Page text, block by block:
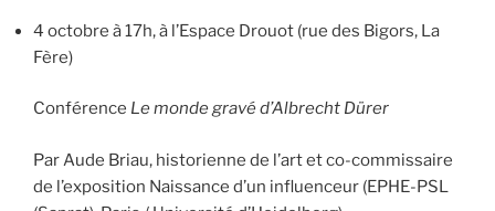
4 octobre à 17h, à l’Espace Drouot (rue des Bigors, La
Fère)
Conférence Le monde gravé d’Albrecht Dürer
Par Aude Briau, historienne de l’art et co-commissaire
de l’exposition Naissance d’un influenceur (EPHE-PSL